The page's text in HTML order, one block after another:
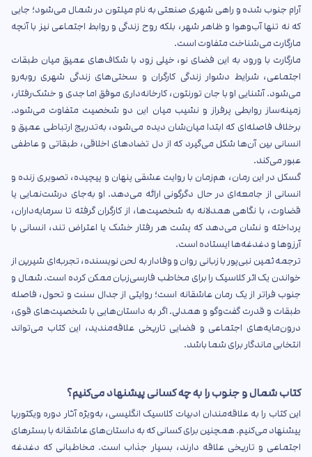
آرام جنوب شده و راهی شهری صنعتی به نام میلتون در شمال می‌شود؛ جایی
که نه تنها آب‌وهوا و ظاهر شهر، بلکه روح زندگی و روابط اجتماعی نیز با آنچه
مارگارت می‌شناخت متفاوت است.
مارگارت با ورود به این فضای نو، خیلی زود با شکاف‌های عمیق میان طبقات
اجتماعی، شرایط دشوار زندگی کارگران و سختی‌های زندگی شهری روبه‌رو
می‌شود. آشنایی او با جان تورنتون، کارخانه‌داری موفق اما جدی و خشک‌رفتار،
زمینه‌ساز روابطی پرفراز و نشیب میان این دو شخصیت متفاوت می‌شود.
برخلاف فاصله‌ای که ابتدا میان‌شان دیده می‌شود، به‌تدریج ارتباطی عمیق و
انسانی بین آن‌ها شکل می‌گیرد که از دل تضادهای اخلاقی، طبقاتی و عاطفی
عبور می‌کند.
گسکل در این رمان، هم‌زمان با روایت عشقی پنهان و پیچیده، تصویری زنده و
انسانی از جامعه‌ای در حال دگرگونی ارائه می‌دهد. او به‌جای درشت‌نمایی یا
قضاوت، با نگاهی همدلانه به شخصیت‌ها، از کارگران گرفته تا سرمایه‌داران،
پرداخته و نشان می‌دهد که پشت هر رفتار خشک یا اعتراض تند، انسانی با
آرزوها و دغدغه‌ها ایستاده است.
ترجمه ثمین نبی‌پور با زبانی روان و وفادار به لحن نویسنده، تجربه‌ای شیرین از
خواندن یک اثر کلاسیک را برای مخاطب فارسی‌زبان ممکن کرده است. شمال و
جنوب فراتر از یک رمان عاشقانه است؛ روایتی از جدال سنت و تحول، فاصله
طبقات و قدرت گفت‌وگو و همدلی. اگر به داستان‌هایی با شخصیت‌های قوی،
درون‌مایه‌های اجتماعی و فضایی تاریخی علاقه‌مندید، این کتاب می‌تواند
انتخابی ماندگار برای شما باشد.
کتاب شمال و جنوب را به چه کسانی پیشنهاد می‌کنیم؟
این کتاب را به علاقه‌مندان ادبیات کلاسیک انگلیسی، به‌ویژه آثار دوره ویکتوریا
پیشنهاد می‌کنیم. همچنین برای کسانی که به داستان‌های عاشقانه با بسترهای
اجتماعی و تاریخی علاقه دارند، بسیار جذاب است. مخاطبانی که دغدغه